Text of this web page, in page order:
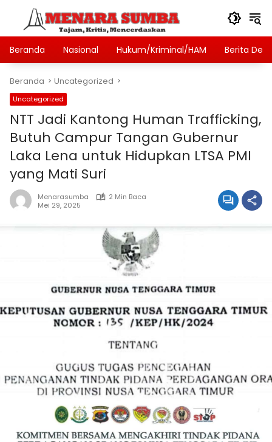
Langsung
konten
Beranda
Nasional Hukum/Kriminal/HAM Berita Desa
Beranda Uncategorized
Uncategorized
NTT Jadi Kantong Human Trafficking,
Butuh Campur Tangan Gubernur
Laka Lena untuk Hidupkan LTSA PMI
yang Mati Suri
Menarasumba
2 Min Baca
Mei 29, 2025